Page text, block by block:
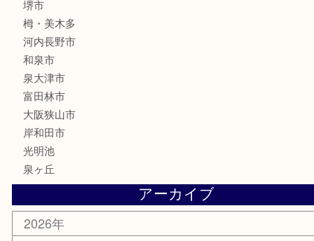
全て
貴金属
宝石
財布
バッグ
ブランド
時計
カメラ
お酒
金製品
銀製品